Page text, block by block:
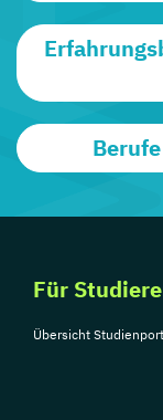
Für
Übersicht